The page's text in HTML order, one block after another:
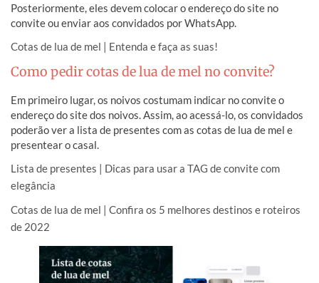
Posteriormente, eles devem colocar o endereço do site no
convite ou enviar aos convidados por WhatsApp.
Cotas de lua de mel | Entenda e faça as suas!
Como pedir cotas de lua de mel no convite?
Em primeiro lugar, os noivos costumam indicar no convite o
endereço do site dos noivos. Assim, ao acessá-lo, os convidados
poderão ver a lista de presentes com as cotas de lua de mel e
presentear o casal.
Lista de presentes | Dicas para usar a TAG de convite com
elegância
Cotas de lua de mel | Confira os 5 melhores destinos e roteiros
de 2022